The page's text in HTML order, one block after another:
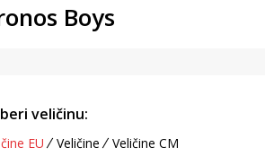
Boys
veličinu:
EU Veličine Veličine CM